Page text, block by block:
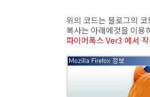
위의 코드는 블로그의 코
복사는 아래에것을 이용
파이어폭스 Ver3 에서